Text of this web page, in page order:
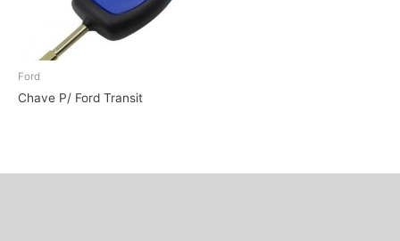
Ford
Chave P/ Ford Transit